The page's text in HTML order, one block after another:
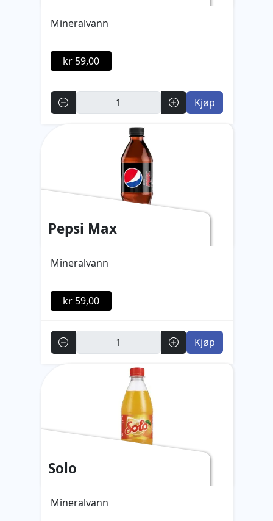
Mineralvann
kr 59,00
Antall Kjøp
Pepsi Max
Mineralvann
kr 59,00
Antall Kjøp
Solo
Mineralvann